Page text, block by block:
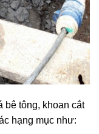
bê tông, khoan cắt
hạng mục như: